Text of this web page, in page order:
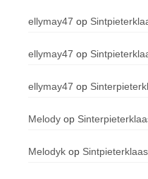
ellymay47 op
ellymay47 op
ellymay47 op
Melody op
Melodyk op